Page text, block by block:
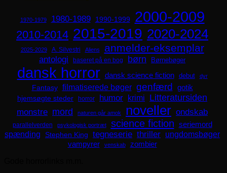
1970-1979 1980-1989 1990-1999 2000-2009
2010-2014 2015-2019 2020-2024
2025-2029 A. Silvestri Aliens anmelder-eksemplar
antologi baseret på en bog børn Børnebøger
dansk horror dansk science fiction debut dyr
Fantasy filmatiserede bøger genfærd
gotik
hjemsøgte steder
horror humor krimi Litteratursiden
monstre mord naturen går amok noveller ondskab
parallelverden psykologisk portræt science fiction seriemord
spænding Stephen King tegneserie thriller ungdomsbøger
vampyrer venskab
zombier